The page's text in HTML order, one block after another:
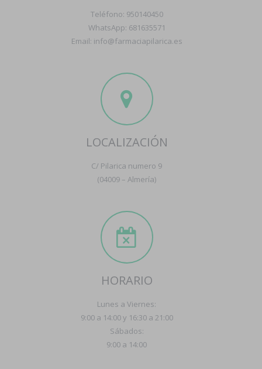
Teléfono: 950140450
WhatsApp: 681635571
Email: info@farmaciapilarica.es
LOCALIZACIÓN
C/ Pilarica numero 9
(04009 – Almería)
HORARIO
Lunes a Viernes:
9:00 a 14:00 y 16:30 a 21:00
Sábados:
9:00 a 14:00